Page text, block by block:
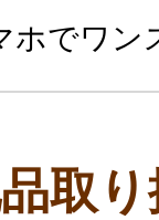
ホでワン
取